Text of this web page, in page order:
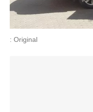
: Original